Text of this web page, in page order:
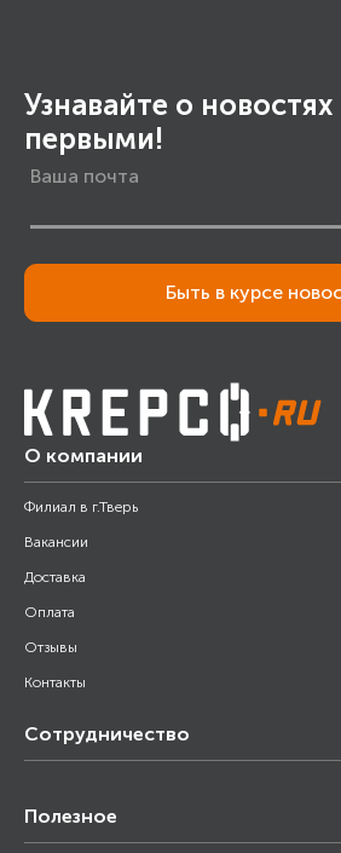
Узнавайте о
первыми!
Быть в курсе
О компании
Филиал в г.Тверь
Вакансии
Доставка
Оплата
Отзывы
Контакты
Сотрудничество
Снабжение строительства
Полезное